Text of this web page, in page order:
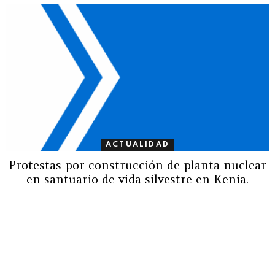
ACTUALIDAD
Protestas por construcción de planta nuclear
en santuario de vida silvestre en Kenia.